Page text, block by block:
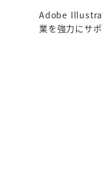
Adobe
業を強力にサ